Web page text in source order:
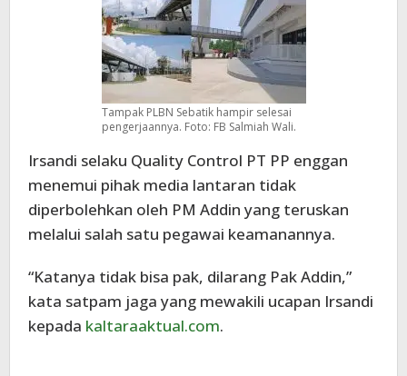
Tampak PLBN Sebatik hampir selesai
pengerjaannya. Foto: FB Salmiah Wali.
Irsandi selaku Quality Control PT PP enggan
menemui pihak media lantaran tidak
diperbolehkan oleh PM Addin yang teruskan
melalui salah satu pegawai keamanannya.
“Katanya tidak bisa pak, dilarang Pak Addin,”
kata satpam jaga yang mewakili ucapan Irsandi
kepada kaltaraaktual.com.